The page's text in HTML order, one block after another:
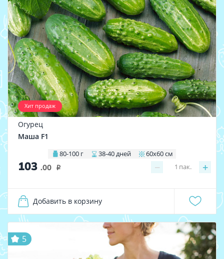
Хит продаж
Огурец
Маша F1
80-100 г 38-40 дней 60х60 см
103 .00 i − +
1 пак.
Добавить в корзину
5